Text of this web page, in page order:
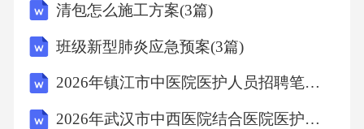
清包怎么施工方案(3篇)
班级新型肺炎应急预案(3篇)
2026年镇江市中医院医护人员招聘笔试参考试题及答案详解
2026年武汉市中西医院结合医院医护人员招聘考试备考试题及答案详解